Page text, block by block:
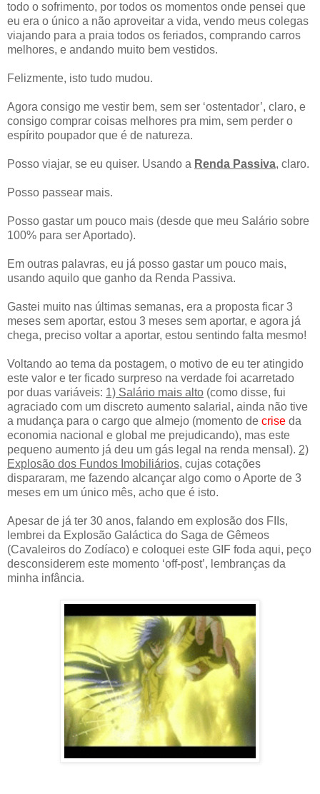
todo o sofrimento, por todos os momentos onde pensei que
eu era o único a não aproveitar a vida, vendo meus colegas
viajando para a praia todos os feriados, comprando carros
melhores, e andando muito bem vestidos.
Felizmente, isto tudo mudou.
Agora consigo me vestir bem, sem ser ‘ostentador’, claro, e
consigo comprar coisas melhores pra mim, sem perder o
espírito poupador que é de natureza.
Posso viajar, se eu quiser. Usando a Renda Passiva, claro.
Posso passear mais.
Posso gastar um pouco mais (desde que meu Salário sobre
100% para ser Aportado).
Em outras palavras, eu já posso gastar um pouco mais,
usando aquilo que ganho da Renda Passiva.
Gastei muito nas últimas semanas, era a proposta ficar 3
meses sem aportar, estou 3 meses sem aportar, e agora já
chega, preciso voltar a aportar, estou sentindo falta mesmo!
Voltando ao tema da postagem, o motivo de eu ter atingido
este valor e ter ficado surpreso na verdade foi acarretado
por duas variáveis: 1) Salário mais alto (como disse, fui
agraciado com um discreto aumento salarial, ainda não tive
a mudança para o cargo que almejo (momento de crise da
economia nacional e global me prejudicando), mas este
pequeno aumento já deu um gás legal na renda mensal). 2)
Explosão dos Fundos Imobiliários, cujas cotações
dispararam, me fazendo alcançar algo como o Aporte de 3
meses em um único mês, acho que é isto.
Apesar de já ter 30 anos, falando em explosão dos FIIs,
lembrei da Explosão Galáctica do Saga de Gêmeos
(Cavaleiros do Zodíaco) e coloquei este GIF foda aqui, peço
desconsiderem este momento ‘off-post’, lembranças da
minha infância.